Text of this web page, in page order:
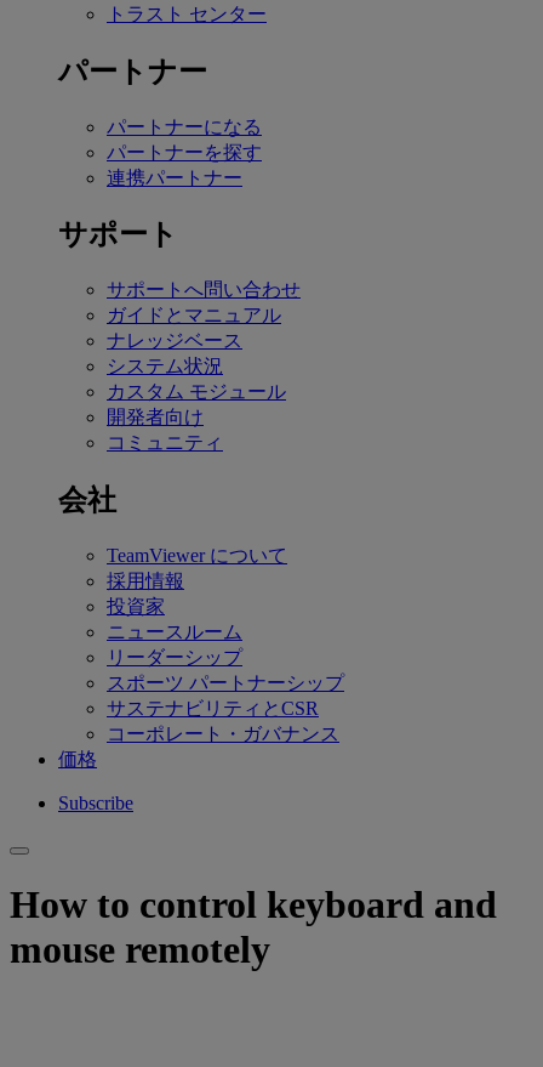
トラスト センター
パートナー
パートナーになる
パートナーを探す
連携パートナー
サポート
サポートへ問い合わせ
ガイドとマニュアル
ナレッジベース
システム状況
カスタム モジュール
開発者向け
コミュニティ
会社
TeamViewer について
採用情報
投資家
ニュースルーム
リーダーシップ
スポーツ パートナーシップ
サステナビリティとCSR
コーポレート・ガバナンス
価格
Subscribe
How to control keyboard and
mouse remotely